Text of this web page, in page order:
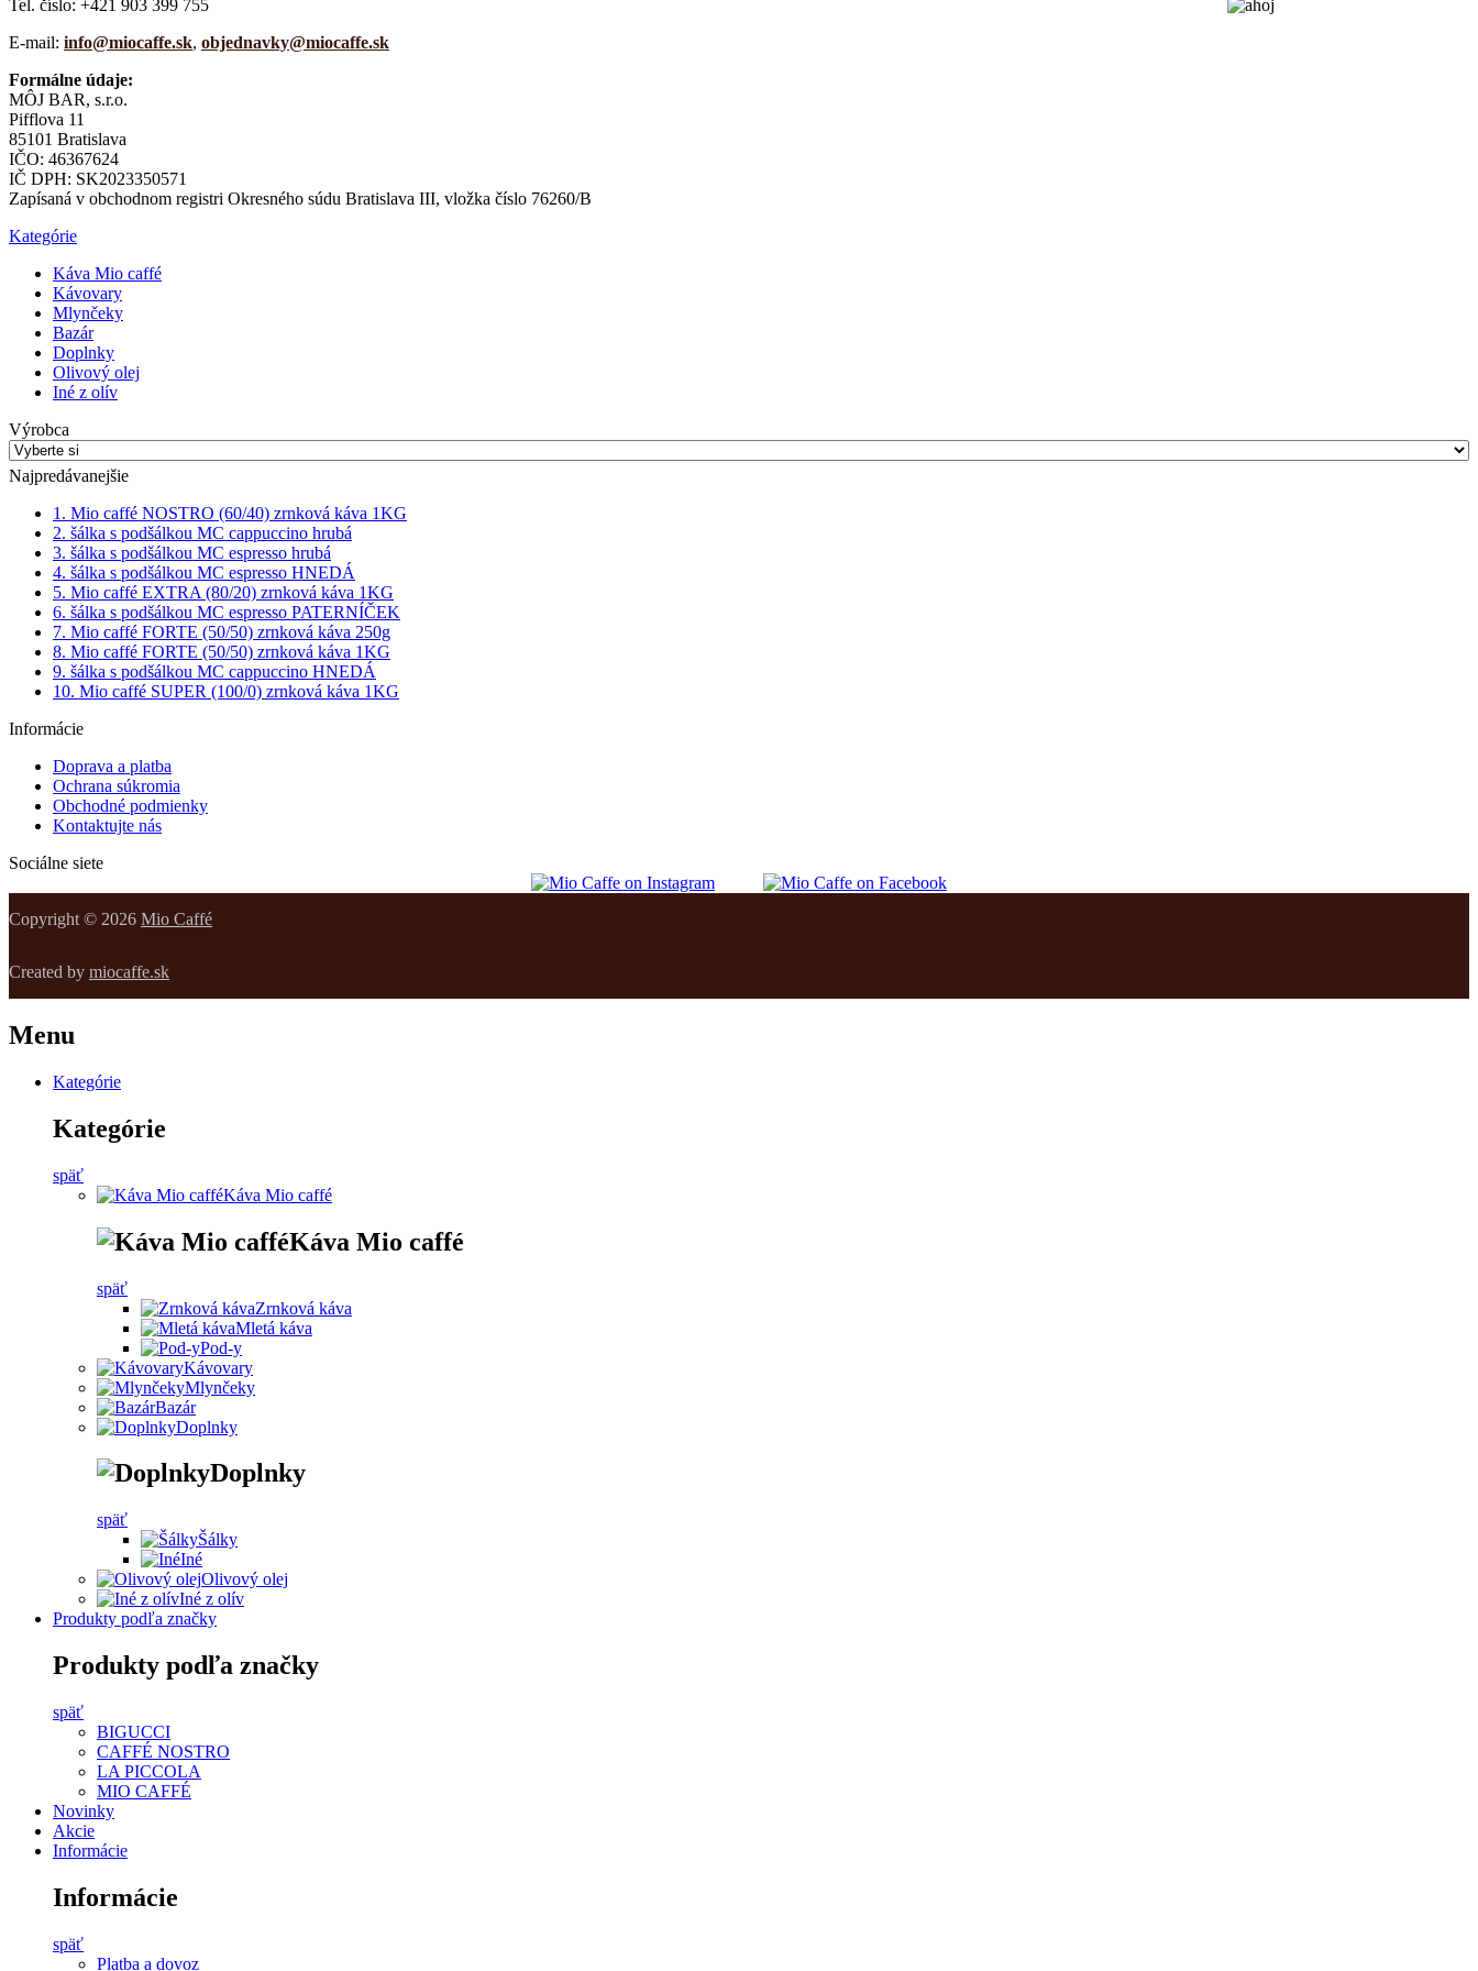
Tel. číslo: +421 903 399 755
E-mail: info@miocaffe.sk, objednavky@miocaffe.sk
Formálne údaje:
MÔJ BAR, s.r.o.
Pifflova 11
85101 Bratislava
IČO: 46367624
IČ DPH: SK2023350571
Zapísaná v obchodnom registri Okresného súdu Bratislava III, vložka číslo 76260/B
Kategórie
Káva Mio caffé
Kávovary
Mlynčeky
Bazár
Doplnky
Olivový olej
Iné z olív
Výrobca
Najpredávanejšie
1. Mio caffé NOSTRO (60/40) zrnková káva 1KG
2. šálka s podšálkou MC cappuccino hrubá
3. šálka s podšálkou MC espresso hrubá
4. šálka s podšálkou MC espresso HNEDÁ
5. Mio caffé EXTRA (80/20) zrnková káva 1KG
6. šálka s podšálkou MC espresso PATERNÍČEK
7. Mio caffé FORTE (50/50) zrnková káva 250g
8. Mio caffé FORTE (50/50) zrnková káva 1KG
9. šálka s podšálkou MC cappuccino HNEDÁ
10. Mio caffé SUPER (100/0) zrnková káva 1KG
Informácie
Doprava a platba
Ochrana súkromia
Obchodné podmienky
Kontaktujte nás
Sociálne siete
Copyright © 2026 Mio Caffé
Created by miocaffe.sk
Menu
Kategórie
Kategórie
späť
Káva Mio caffé
Káva Mio caffé
späť
Zrnková káva
Mletá káva
Pod-y
Kávovary
Mlynčeky
Bazár
Doplnky
Doplnky
späť
Šálky
Iné
Olivový olej
Iné z olív
Produkty podľa značky
Produkty podľa značky
späť
BIGUCCI
CAFFÉ NOSTRO
LA PICCOLA
MIO CAFFÉ
Novinky
Akcie
Informácie
Informácie
späť
Platba a dovoz